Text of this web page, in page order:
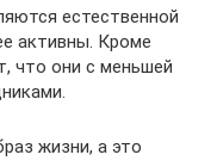
естественной
активны. Кроме
что они с меньшей
жизни, а это